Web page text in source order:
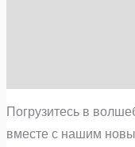
Погрузитесь в
вместе с нашим